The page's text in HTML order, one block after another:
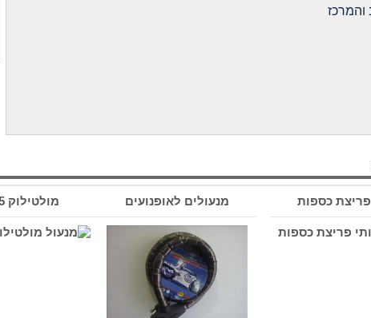
פריצת כספות מנעולים לאופנועים מולטילוק MT5